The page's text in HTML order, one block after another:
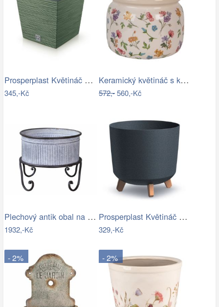
Prosperplast Květináč FUSU V zelený,…
345,-Kč
Keramický květináč s květinami…
572,-560,-Kč
Plechový antik obal na květináč/ lavór…
1932,-Kč
Prosperplast Květináč GRACIE II antracit
329,-Kč
- 2% - 2%